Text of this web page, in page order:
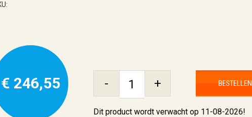
€ 246,55 - + BESTELLEN
Dit product wordt verwacht op 11-08-2026!